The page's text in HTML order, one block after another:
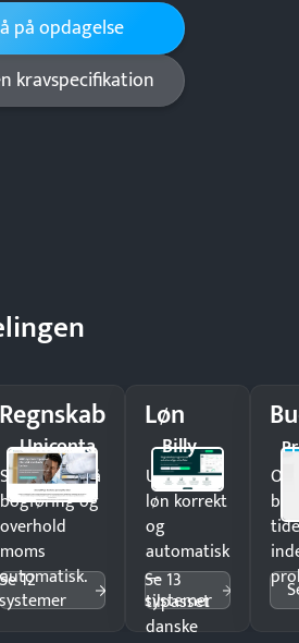
på opdagelse
kravspecifikation
Regnskab
Uniconta
Spar timer på
bogføring og
overhold
moms
automatisk.
Se 12
systemer
Løn
Billy
Udbetal
løn korrekt
og
automatisk
—
tilpasset
danske
Se 13
systemer